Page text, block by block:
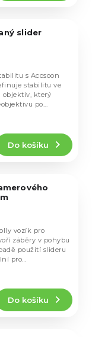
slider
Do košíku
s Accsoon
stabilitu ve
objektiv, který
po...
Do košíku
vozík pro
záběry v pohybu
použití slideru
pro